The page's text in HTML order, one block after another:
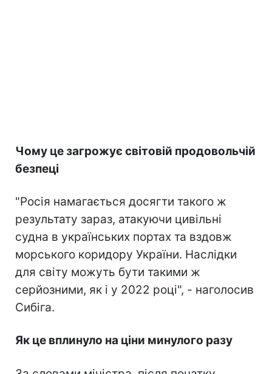
Чому це загрожує світовій продовольчій
безпеці
"Росія намагається досягти такого ж
результату зараз, атакуючи цивільні
судна в українських портах та вздовж
морського коридору України. Наслідки
для світу можуть бути такими ж
серйозними, як і у 2022 році", - наголосив
Сибіга.
Як це вплинуло на ціни минулого разу